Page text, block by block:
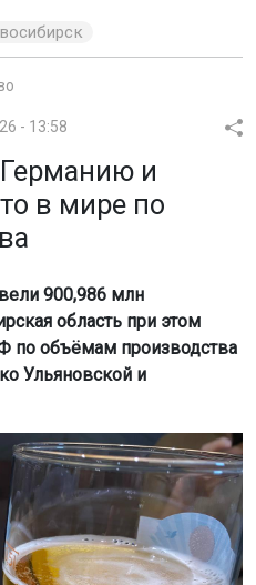
- 13:58
и
в мире по
900,986 млн
область при этом
по объёмам производства
Ульяновской и